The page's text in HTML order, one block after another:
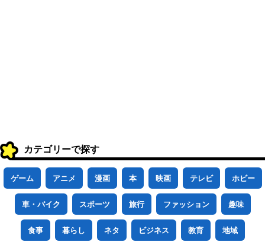
カテゴリーで探す
ゲーム アニメ 漫画 本 映画 テレビ ホビー
車・バイク スポーツ 旅行 ファッション 趣味
食事 暮らし ネタ ビジネス 教育 地域